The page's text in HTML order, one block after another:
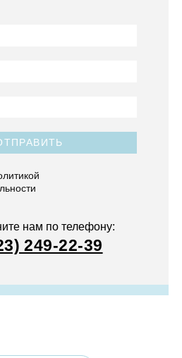
нам по телефону:
249-22-39